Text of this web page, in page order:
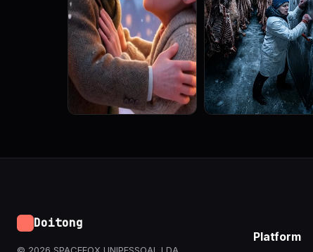
Doitong
© 2026 SPACEFOX UNIPESSOAL LDA
Platform